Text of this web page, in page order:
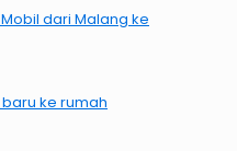
dari Malang ke
ke rumah